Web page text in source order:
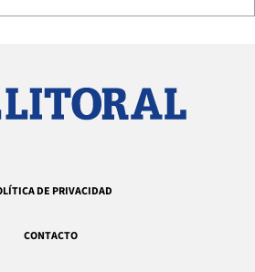
DE PRIVACIDAD
CONTACTO